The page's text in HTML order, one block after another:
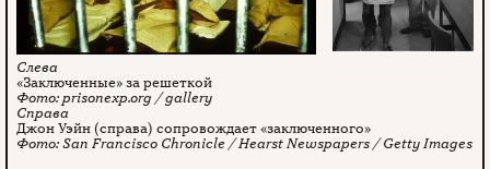
«Заключенные» за решеткой
prisonexp.org / gallery
Джон Уэйн (справа) сопровождает «заключенного»
San Francisco Chronicle / Hearst Newspapers / Getty Images